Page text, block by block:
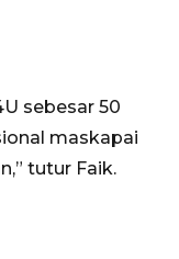
sebesar 50
maskapai
tutur Faik.